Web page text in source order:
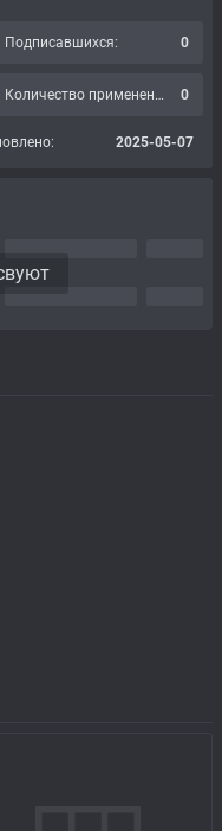
Подписавшихся: 0
Количество применений: 0
2025-05-07